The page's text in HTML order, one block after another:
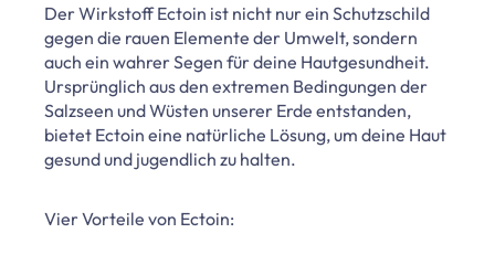
Der Wirkstoff Ectoin ist nicht nur ein Schutzschild
gegen die rauen Elemente der Umwelt, sondern
auch ein wahrer Segen für deine Hautgesundheit.
Ursprünglich aus den extremen Bedingungen der
Salzseen und Wüsten unserer Erde entstanden,
bietet Ectoin eine natürliche Lösung, um deine Haut
gesund und jugendlich zu halten.
Vier Vorteile von Ectoin: